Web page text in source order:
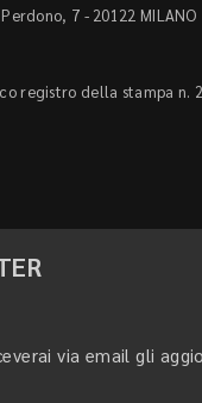
7 - 20122 MILANO
registro della stampa n.
via email gli